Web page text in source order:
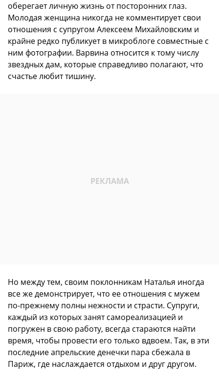
оберегает личную жизнь от посторонних глаз.
Молодая женщина никогда не комментирует свои
отношения с супругом Алексеем Михайловским и
крайне редко публикует в микроблоге совместные с
ним фотографии. Варвина относится к тому числу
звездных дам, которые справедливо полагают, что
счастье любит тишину.
Но между тем, своим поклонникам Наталья иногда
все же демонстрирует, что ее отношения с мужем
по-прежнему полны нежности и страсти. Супруги,
каждый из которых занят самореализацией и
погружен в свою работу, всегда стараются найти
время, чтобы провести его только вдвоем. Так, в эти
последние апрельские денечки пара сбежала в
Париж, где наслаждается отдыхом и друг другом.